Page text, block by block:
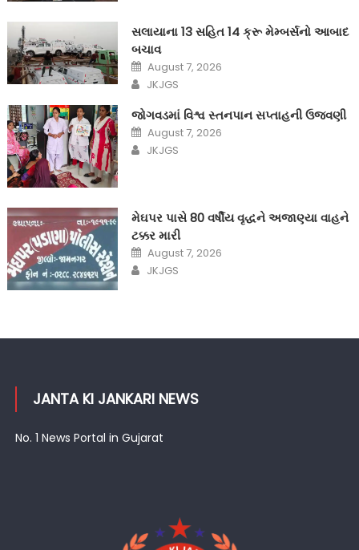
સલાયાના 13 સહિત 14 ક્રૂ મેમ્બર્સનો આબાદ
બચાવ‎
Posted
on
August 7, 2026
Author
JKJGS
જોગવડમાં વિશ્વ સ્તનપાન સપ્તાહની ઉજવણી
Posted
on
August 7, 2026
Author
JKJGS
મેઘપર પાસે 80 વર્ષીય વૃદ્ધને અજાણ્યા વાહને
ટક્કર મારી
Posted
on
August 7, 2026
Author
JKJGS
JANTA KI JANKARI NEWS
No. 1 News Portal in Gujarat